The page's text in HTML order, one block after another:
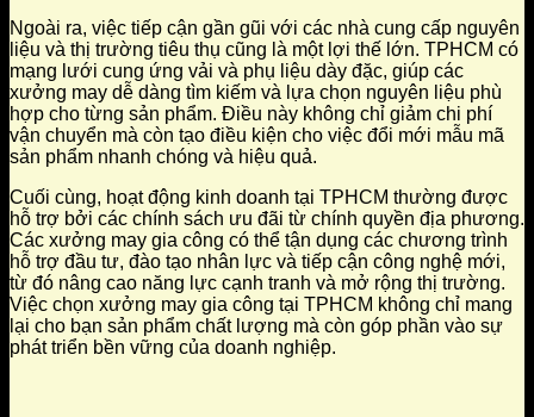
Ngoài ra, việc tiếp cận gần gũi với các nhà cung cấp nguyên
liệu và thị trường tiêu thụ cũng là một lợi thế lớn. TPHCM có
mạng lưới cung ứng vải và phụ liệu dày đặc, giúp các
xưởng may dễ dàng tìm kiếm và lựa chọn nguyên liệu phù
hợp cho từng sản phẩm. Điều này không chỉ giảm chi phí
vận chuyển mà còn tạo điều kiện cho việc đổi mới mẫu mã
sản phẩm nhanh chóng và hiệu quả.
Cuối cùng, hoạt động kinh doanh tại TPHCM thường được
hỗ trợ bởi các chính sách ưu đãi từ chính quyền địa phương.
Các xưởng may gia công có thể tận dụng các chương trình
hỗ trợ đầu tư, đào tạo nhân lực và tiếp cận công nghệ mới,
từ đó nâng cao năng lực cạnh tranh và mở rộng thị trường.
Việc chọn xưởng may gia công tại TPHCM không chỉ mang
lại cho bạn sản phẩm chất lượng mà còn góp phần vào sự
phát triển bền vững của doanh nghiệp.